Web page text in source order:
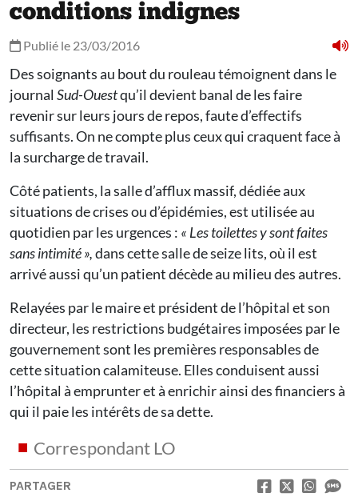
conditions indignes
Publié le 23/03/2016
Des soignants au bout du rouleau témoignent dans le
journal Sud-Ouestqu’il devient banal de les faire
revenir sur leurs jours de repos, faute d’effectifs
suffisants. On ne compte plus ceux qui craquent face à
la surcharge de travail.
Côté patients, la salle d’afflux massif, dédiée aux
situations de crises ou d’épidémies, est utilisée au
quotidien par les urgences : « Les toilettes y sont faites
sans intimité »,dans cette salle de seize lits, où il est
arrivé aussi qu’un patient décède au milieu des autres.
Relayées par le maire et président de l’hôpital et son
directeur, les restrictions budgétaires imposées par le
gouvernement sont les premières responsables de
cette situation calamiteuse. Elles conduisent aussi
l’hôpital à emprunter et à enrichir ainsi des financiers à
qui il paie les intérêts de sa dette.
Correspondant LO
PARTAGER